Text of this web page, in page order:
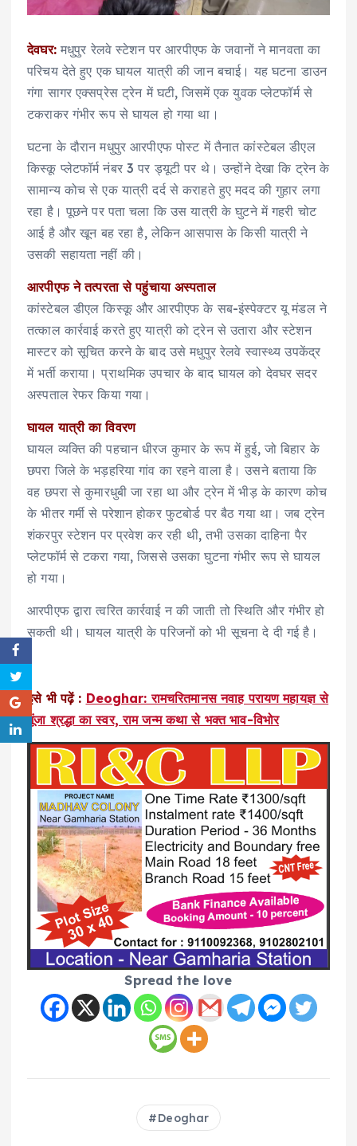
देवघर:मधुपुर रेलवे स्टेशन पर आरपीएफ के जवानों ने मानवता का
परिचय देते हुए एक घायल यात्री की जान बचाई। यह घटना डाउन
गंगा सागर एक्सप्रेस ट्रेन में घटी, जिसमें एक युवक प्लेटफॉर्म से
टकराकर गंभीर रूप से घायल हो गया था।
घटना के दौरान मधुपुर आरपीएफ पोस्ट में तैनात कांस्टेबल डीएल
किस्कू प्लेटफॉर्म नंबर 3 पर ड्यूटी पर थे। उन्होंने देखा कि ट्रेन के
सामान्य कोच से एक यात्री दर्द से कराहते हुए मदद की गुहार लगा
रहा है। पूछने पर पता चला कि उस यात्री के घुटने में गहरी चोट
आई है और खून बह रहा है, लेकिन आसपास के किसी यात्री ने
उसकी सहायता नहीं की।
आरपीएफ ने तत्परता से पहुंचाया अस्पताल
कांस्टेबल डीएल किस्कू और आरपीएफ के सब-इंस्पेक्टर यू मंडल ने
तत्काल कार्रवाई करते हुए यात्री को ट्रेन से उतारा और स्टेशन
मास्टर को सूचित करने के बाद उसे मधुपुर रेलवे स्वास्थ्य उपकेंद्र
में भर्ती कराया। प्राथमिक उपचार के बाद घायल को देवघर सदर
अस्पताल रेफर किया गया।
घायल यात्री का विवरण
घायल व्यक्ति की पहचान धीरज कुमार के रूप में हुई, जो बिहार के
छपरा जिले के भड़हरिया गांव का रहने वाला है। उसने बताया कि
वह छपरा से कुमारधुबी जा रहा था और ट्रेन में भीड़ के कारण कोच
के भीतर गर्मी से परेशान होकर फुटबोर्ड पर बैठ गया था। जब ट्रेन
शंकरपुर स्टेशन पर प्रवेश कर रही थी, तभी उसका दाहिना पैर
प्लेटफॉर्म से टकरा गया, जिससे उसका घुटना गंभीर रूप से घायल
हो गया।
आरपीएफ द्वारा त्वरित कार्रवाई न की जाती तो स्थिति और गंभीर हो
सकती थी। घायल यात्री के परिजनों को भी सूचना दे दी गई है।
इसे भी पढ़ें : Deoghar: रामचरितमानस नवाह परायण महायज्ञ से
गूंजा श्रद्धा का स्वर, राम जन्म कथा से भक्त भाव-विभोर
Spread the love
Deoghar